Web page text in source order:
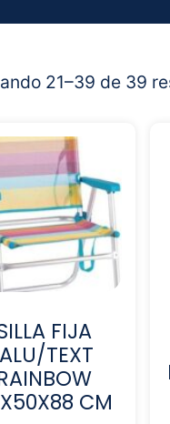
21–39 de 39
FIJA
TEXT
CM